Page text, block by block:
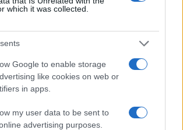
which it was collected.
Google to enable storage
like cookies on web or
in apps.
my user data to be sent to
advertising purposes.